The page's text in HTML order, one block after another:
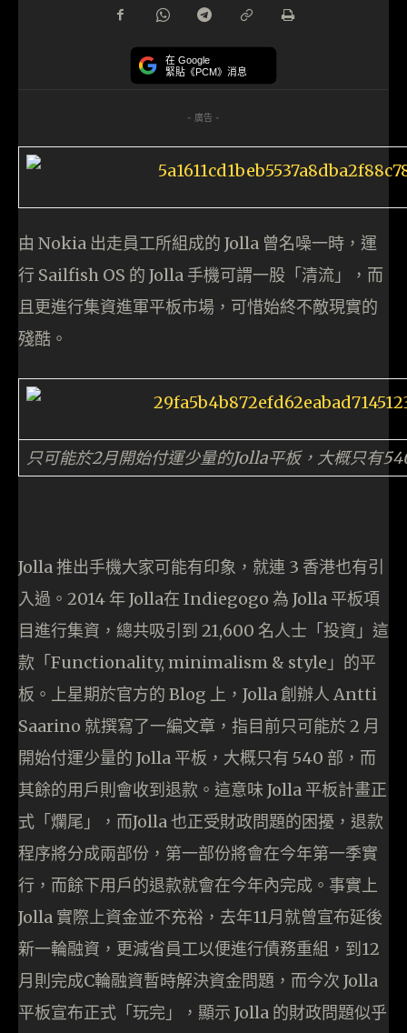
在 Google
緊貼《PCM》消息
- 廣告 -
由 Nokia 出走員工所組成的 Jolla 曾名噪一時，運
行 Sailfish OS 的 Jolla 手機可謂一股「清流」，而
且更進行集資進軍平板市場，可惜始終不敵現實的
殘酷。
只可能於2月開始付運少量的Jolla平板，大概只有
Jolla 推出手機大家可能有印象，就連 3 香港也有引
入過。2014 年 Jolla在 Indiegogo 為 Jolla 平板項
目進行集資，總共吸引到 21,600 名人士「投資」這
款「Functionality, minimalism & style」的平
板。上星期於官方的 Blog 上，Jolla 創辦人 Antti
Saarino 就撰寫了一編文章，指目前只可能於 2 月
開始付運少量的 Jolla 平板，大概只有 540 部，而
其餘的用戶則會收到退款。這意味 Jolla 平板計畫正
式「爛尾」，而Jolla 也正受財政問題的困擾，退款
程序將分成兩部份，第一部份將會在今年第一季實
行，而餘下用戶的退款就會在今年內完成。事實上
Jolla 實際上資金並不充裕，去年11月就曾宣布延後
新一輪融資，更減省員工以便進行債務重組，到12
月則完成C輪融資暫時解決資金問題，而今次 Jolla
平板宣布正式「玩完」，顯示 Jolla 的財政問題似乎